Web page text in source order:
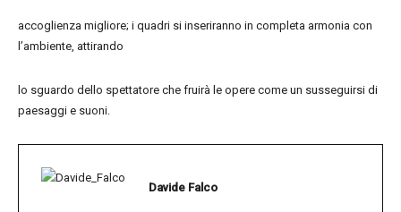
accoglienza migliore; i quadri si inseriranno in completa armonia con
l’ambiente, attirando
lo sguardo dello spettatore che fruirà le opere come un susseguirsi di
paesaggi e suoni.
Davide Falco